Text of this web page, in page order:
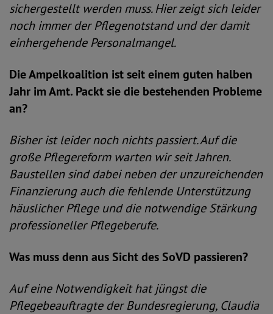
sichergestellt werden muss. Hier zeigt sich leider
noch immer der Pflegenotstand und der damit
einhergehende Personalmangel.
Die Ampelkoalition ist seit einem guten halben
Jahr im Amt. Packt sie die bestehenden Probleme
an?
Bisher ist leider noch nichts passiert. Auf die
große Pflegereform warten wir seit Jahren.
Baustellen sind dabei neben der unzureichenden
Finanzierung auch die fehlende Unterstützung
häuslicher Pflege und die notwendige Stärkung
professioneller Pflegeberufe.
Was muss denn aus Sicht des SoVD passieren?
Auf eine Notwendigkeit hat jüngst die
Pflegebeauftragte der Bundesregierung, Claudia